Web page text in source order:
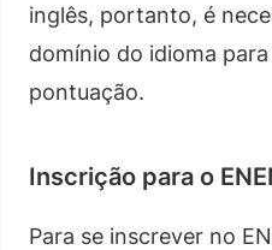
inglês, portanto, é
domínio do idioma
pontuação.
Inscrição para o
Para se inscrever no